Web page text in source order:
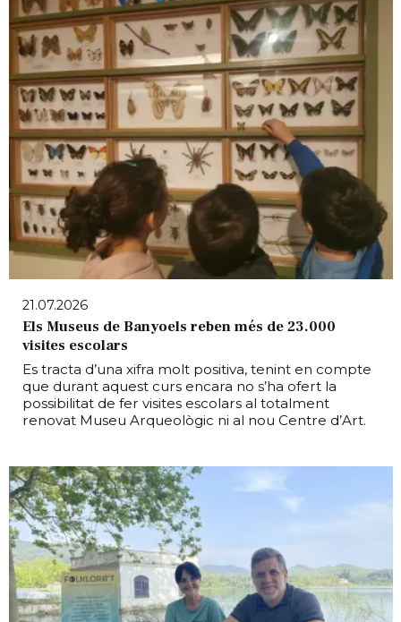
21.07.2026
Els Museus de Banyoels reben més de 23.000
visites escolars
Es tracta d’una xifra molt positiva, tenint en compte
que durant aquest curs encara no s’ha ofert la
possibilitat de fer visites escolars al totalment
renovat Museu Arqueològic ni al nou Centre d’Art.